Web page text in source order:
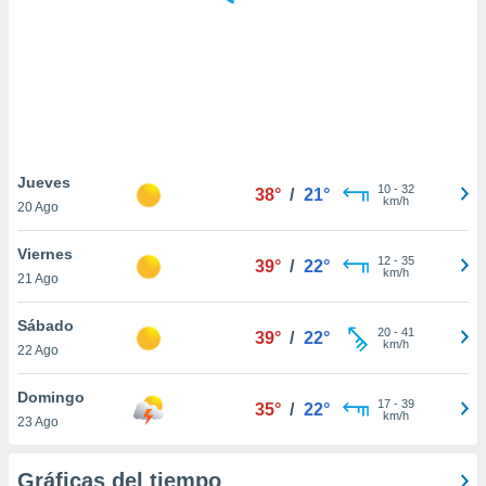
únicos
similares
como
IP
posible
traten tus
en
Para
Jueves
20 Ago
38° / 21° 10- 32
km/h
Viernes
21 Ago
39° / 22° 12- 35
km/h
Sábado
22 Ago
39° / 22° 20- 41
km/h
Domingo
23 Ago
35° / 22° 17- 39
km/h
Gráficas del tiempo